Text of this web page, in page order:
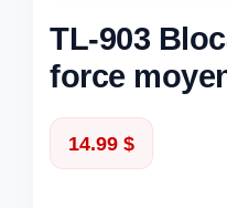
TL-903
force
14.99 $